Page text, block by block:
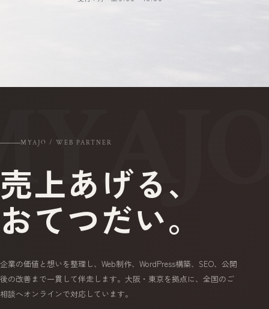
MYAJO / WEB PARTNER
売上あげる、
おてつだい。
企業の価値と想いを整理し、Web制作、WordPress構築、SEO、公開
後の改善まで一貫して伴走します。大阪・東京を拠点に、全国のご
相談へオンラインで対応しています。